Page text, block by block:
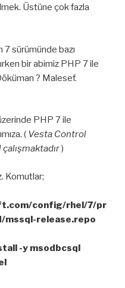
Üstüne çok fazla
sürümünde bazı
bir abimiz PHP 7 ile
? Malesef.
PHP 7 ile
( Vesta Control
)
Komutlar;
config/rhel/7/pr
mssql-release.repo
-y msodbcsql